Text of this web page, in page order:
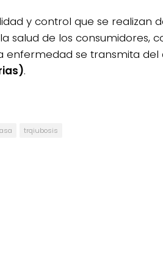
y control que se realizan
salud de los consumidores,
enfermedad se transmita del
.
trqiubosis